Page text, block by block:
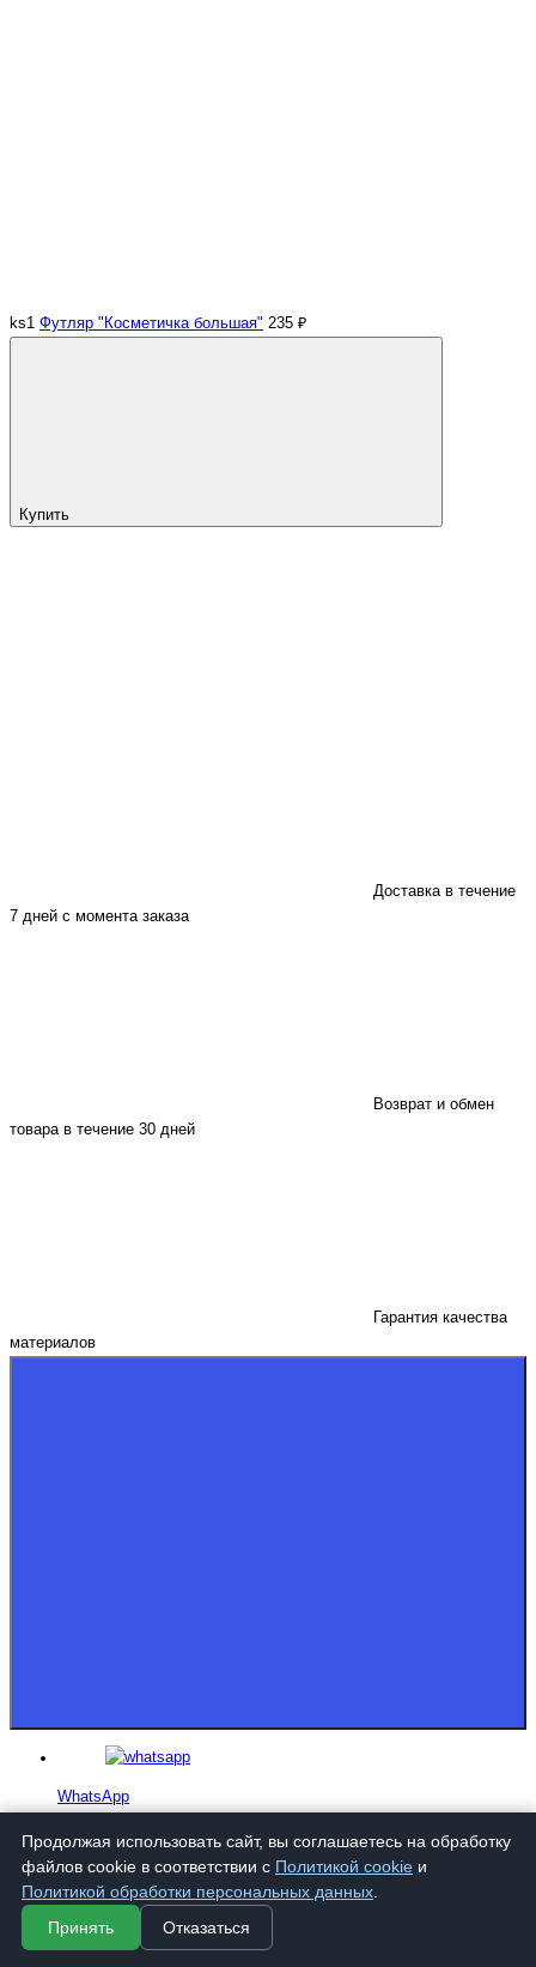
ks1 Футляр "Косметичка большая" 235 ₽
Купить
Доставка в течение
7 дней с момента заказа
Возврат и обмен
товара в течение 30 дней
Гарантия качества
материалов
WhatsApp
Telegram
Продолжая использовать сайт, вы соглашаетесь на обработку
файлов cookie в соответствии с Политикой cookie и
Политикой обработки персональных данных
Принять
Отказаться